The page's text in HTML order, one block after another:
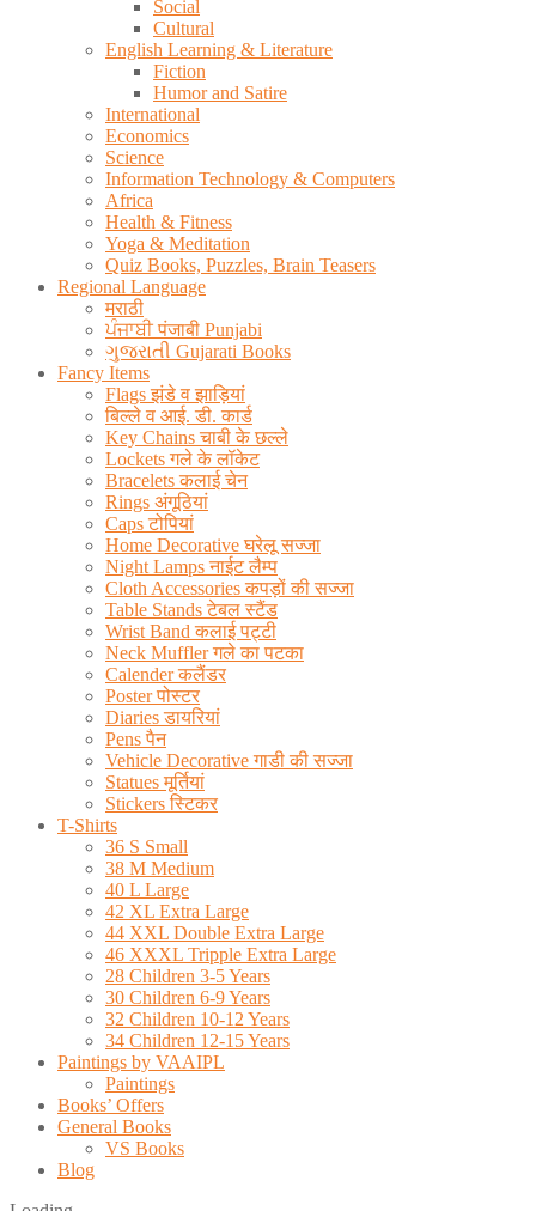
Social
Cultural
English Learning & Literature
Fiction
Humor and Satire
International
Economics
Science
Information Technology & Computers
Africa
Health & Fitness
Yoga & Meditation
Quiz Books, Puzzles, Brain Teasers
Regional Language
मराठी
ਪੰਜਾਬੀ पंजाबी Punjabi
ગુજરાતી Gujarati Books
Fancy Items
Flags झंडे व झाड़ियां
बिल्ले व आई. डी. कार्ड
Key Chains चाबी के छल्ले
Lockets गले के लॉकेट
Bracelets कलाई चेन
Rings अंगूठियां
Caps टोपियां
Home Decorative घरेलू सज्जा
Night Lamps नाईट लैम्प
Cloth Accessories कपड़ों की सज्जा
Table Stands टेबल स्टैंड
Wrist Band कलाई पट्टी
Neck Muffler गले का पटका
Calender कलैंडर
Poster पोस्टर
Diaries डायरियां
Pens पैन
Vehicle Decorative गाडी की सज्जा
Statues मूर्तियां
Stickers स्टिकर
T-Shirts
36 S Small
38 M Medium
40 L Large
42 XL Extra Large
44 XXL Double Extra Large
46 XXXL Tripple Extra Large
28 Children 3-5 Years
30 Children 6-9 Years
32 Children 10-12 Years
34 Children 12-15 Years
Paintings by VAAIPL
Paintings
Books’ Offers
General Books
VS Books
Blog